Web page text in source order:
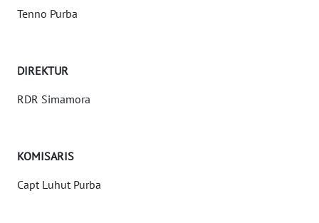
Tenno Purba
DIREKTUR
RDR Simamora
KOMISARIS
Capt Luhut Purba
IKLAN
PEDOMAN